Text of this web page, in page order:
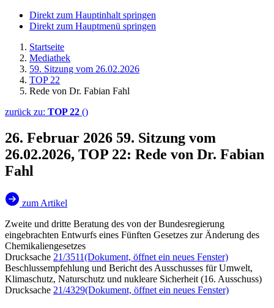
Direkt zum Hauptinhalt springen
Direkt zum Hauptmenü springen
Startseite
Mediathek
59. Sitzung vom 26.02.2026
TOP 22
Rede von Dr. Fabian Fahl
zurück zu: TOP 22 ()
26. Februar 2026 59. Sitzung vom
26.02.2026, TOP 22: Rede von Dr. Fabian
Fahl
zum Artikel
Zweite und dritte Beratung des von der Bundesregierung
eingebrachten Entwurfs eines Fünften Gesetzes zur Änderung des
Chemikaliengesetzes
Drucksache 21/3511(Dokument, öffnet ein neues Fenster)
Beschlussempfehlung und Bericht des Ausschusses für Umwelt,
Klimaschutz, Naturschutz und nukleare Sicherheit (16. Ausschuss)
Drucksache 21/4329(Dokument, öffnet ein neues Fenster)